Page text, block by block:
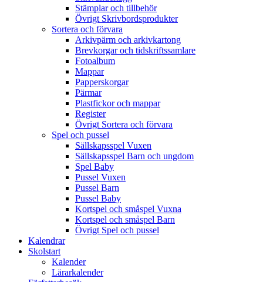
Stämplar och tillbehör
Övrigt Skrivbordsprodukter
Sortera och förvara
Arkivpärm och arkivkartong
Brevkorgar och tidskriftssamlare
Fotoalbum
Mappar
Papperskorgar
Pärmar
Plastfickor och mappar
Register
Övrigt Sortera och förvara
Spel och pussel
Sällskapsspel Vuxen
Sällskapsspel Barn och ungdom
Spel Baby
Pussel Vuxen
Pussel Barn
Pussel Baby
Kortspel och småspel Vuxna
Kortspel och småspel Barn
Övrigt Spel och pussel
Kalendrar
Skolstart
Kalender
Lärarkalender